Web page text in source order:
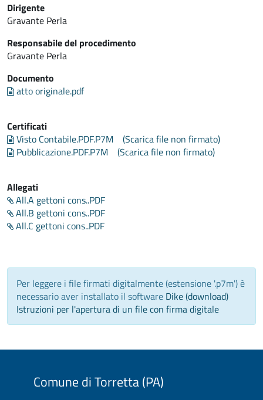
Dirigente
Gravante Perla
Responsabile del procedimento
Gravante Perla
Documento
atto originale.pdf
Certificati
Visto Contabile.PDF.P7M
(Scarica file non firmato)
Pubblicazione.PDF.P7M
(Scarica file non firmato)
Allegati
All.A gettoni cons..PDF
All.B gettoni cons..PDF
All.C gettoni cons..PDF
Per leggere i file firmati digitalmente (estensione '.p7m') è
necessario aver installato il software Dike (download)
Istruzioni per l'apertura di un file con firma digitale
Comune di Torretta (PA)